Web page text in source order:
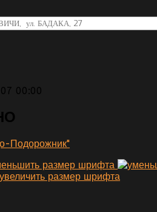
00:00
Подорожник"
размер шрифта